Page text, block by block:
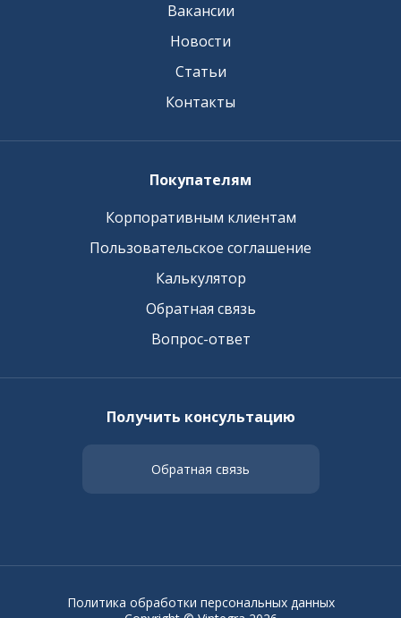
Вакансии
Новости
Статьи
Контакты
Покупателям
Корпоративным клиентам
Пользовательское соглашение
Калькулятор
Обратная связь
Вопрос-ответ
Получить консультацию
Обратная связь
Политика обработки персональных данных